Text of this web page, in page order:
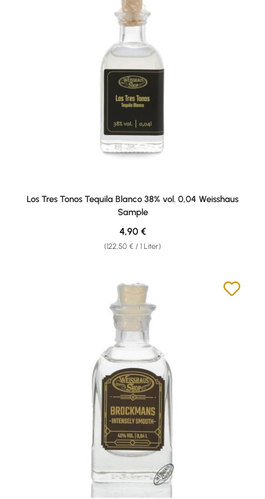
Los Tres Tonos Tequila Blanco 38% vol. 0,04 Weisshaus
Sample
(122,50 € / 1 Liter)
Regulärer Preis:
4,90 €